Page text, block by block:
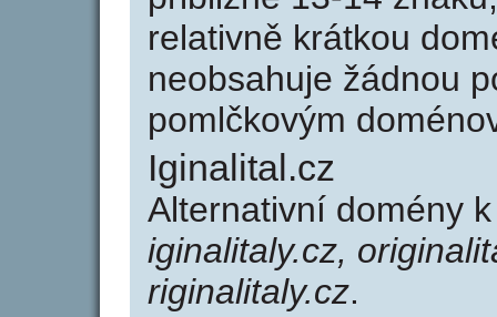
relativně krátkou
neobsahuje žádnou
pomlčkovým
Iginalital.cz
Alternativní domény
iginalitaly.cz,
riginalitaly.cz.